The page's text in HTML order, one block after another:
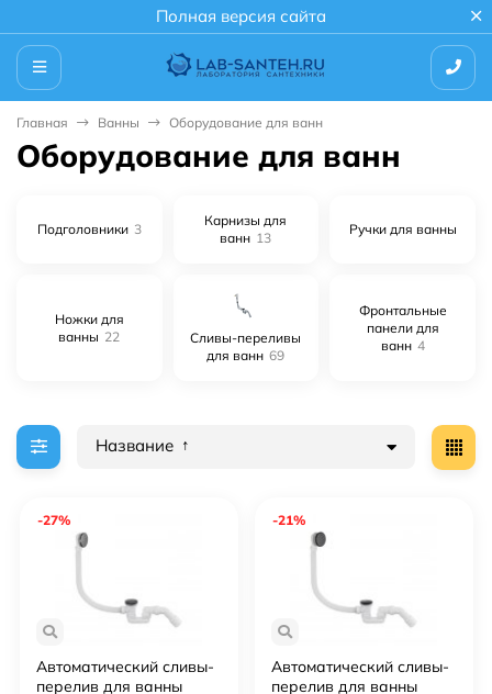
Полная версия сайта
Главная Ванны Оборудование для ванн
Оборудование для ванн
Подголовники 3
Карнизы для
ванн 13
Ручки для ванны
Ножки для
ванны 22
Сливы-переливы
для ванн 69
Фронтальные
панели для
ванн 4
Название
-27%
Автоматический сливы-
перелив для ванны
-21%
Автоматический сливы-
перелив для ванны